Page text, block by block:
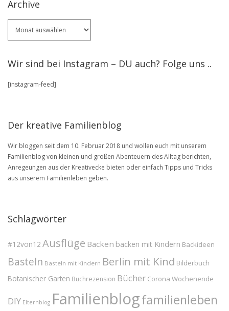
Archive
ältere
in
BLOG
Wir sind bei Instagram – DU auch? Folge uns ..
[instagram-feed]
Der kreative Familienblog
Wir bloggen seit dem 10. Februar 2018 und wollen euch mit unserem
Familienblog von kleinen und großen Abenteuern des Alltag berichten,
Anregeungen aus der Kreativecke bieten oder einfach Tipps und Tricks
aus unserem Familienleben geben.
Schlagwörter
#12von12 Ausflüge Backen backen mit Kindern Backideen
Basteln Basteln mit Kindern Berlin mit Kind Bilderbuch
Botanischer Garten Buchrezension Bücher Corona Wochenende
DIY Elternblog Familienblogfamilienleben